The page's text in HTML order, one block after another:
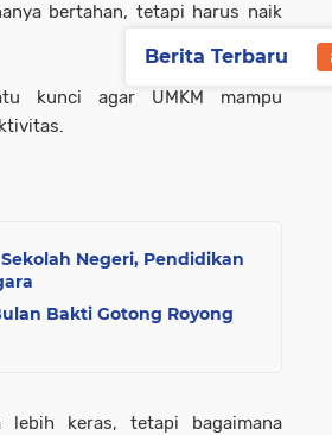
bertahan, tetapi harus naik
kunci agar UMKM mampu
Negeri, Pendidikan
Bakti Gotong Royong
lebih keras, tetapi bagaimana
Berita Terbaru